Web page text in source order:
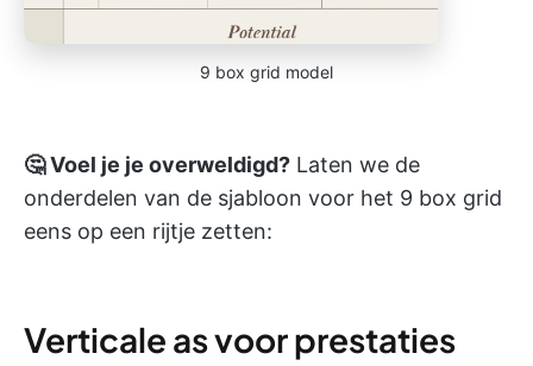
9 box grid model
🤔 Voel je je overweldigd? Laten we de
onderdelen van de sjabloon voor het 9 box grid
eens op een rijtje zetten:
Verticale as voor prestaties